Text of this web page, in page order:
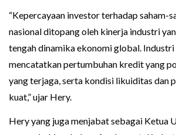
“Kepercayaan investor terhadap saham-
nasional ditopang oleh kinerja industri
tengah dinamika ekonomi global.
mencatatkan pertumbuhan kredit yang
yang terjaga, serta kondisi likuiditas dan
kuat,” ujar Hery.
Hery yang juga menjabat sebagai Ketua